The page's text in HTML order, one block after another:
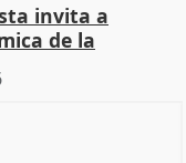
invita a
de la